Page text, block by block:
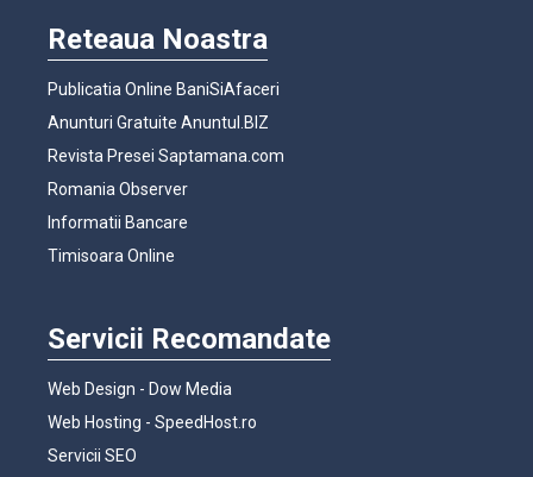
Reteaua Noastra
Publicatia Online BaniSiAfaceri
Anunturi Gratuite Anuntul.BIZ
Revista Presei Saptamana.com
Romania Observer
Informatii Bancare
Timisoara Online
Servicii Recomandate
Web Design - Dow Media
Web Hosting - SpeedHost.ro
Servicii SEO